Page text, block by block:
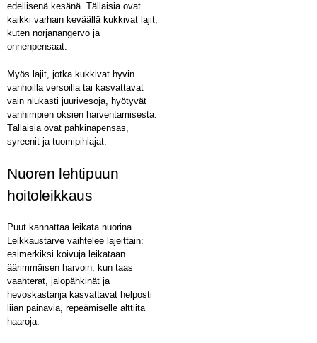
edellisenä kesänä. Tällaisia ovat
kaikki varhain keväällä kukkivat lajit,
kuten norjanangervo ja
onnenpensaat.
Myös lajit, jotka kukkivat hyvin
vanhoilla versoilla tai kasvattavat
vain niukasti juurivesoja, hyötyvät
vanhimpien oksien harventamisesta.
Tällaisia ovat pähkinäpensas,
syreenit ja tuomipihlajat.
Nuoren lehtipuun
hoitoleikkaus
Puut kannattaa leikata nuorina.
Leikkaustarve vaihtelee lajeittain:
esimerkiksi koivuja leikataan
äärimmäisen harvoin, kun taas
vaahterat, jalopähkinät ja
hevoskastanja kasvattavat helposti
liian painavia, repeämiselle alttiita
haaroja.